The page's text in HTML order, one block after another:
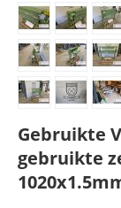
Gebruikte
gebruikte